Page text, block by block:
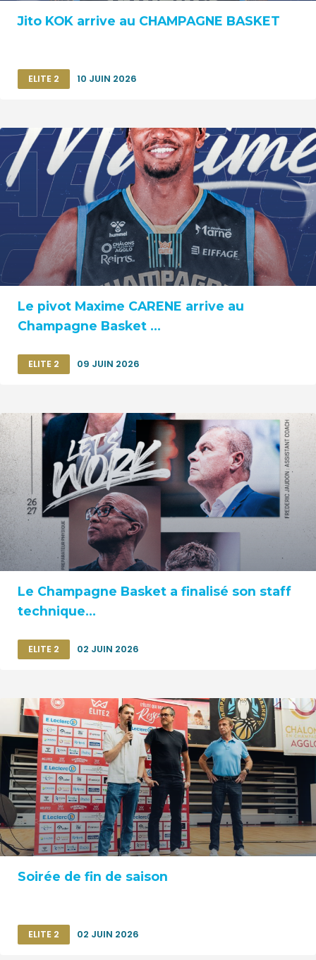
Jito KOK arrive au CHAMPAGNE BASKET
ELITE 2 10 JUIN 2026
Le pivot Maxime CARENE arrive au
Champagne Basket ...
ELITE 2 09 JUIN 2026
Le Champagne Basket a finalisé son staff
technique...
ELITE 2 02 JUIN 2026
Soirée de fin de saison
ELITE 2 02 JUIN 2026